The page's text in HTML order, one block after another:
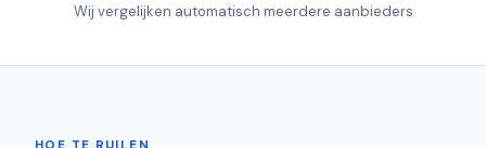
Wij vergelijken automatisch meerdere aanbieders